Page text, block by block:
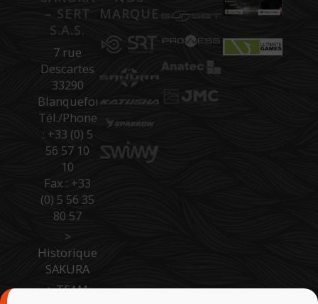
– SERT
S.A.S.
7 rue
Descartes
33290
Blanquefort
Tél./Phone
: +33 (0) 5
56 57 10
10
Fax : +33
(0) 5 56 35
80 57
>
Historique
SAKURA
>TEAM
MARQUES